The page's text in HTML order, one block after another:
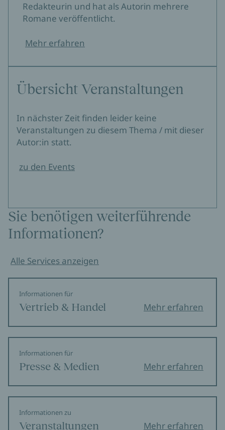
Redakteurin und hat als Autorin mehrere
Romane veröffentlicht.
Mehr erfahren
Übersicht Veranstaltungen
In nächster Zeit finden leider keine
Veranstaltungen zu diesem Thema / mit dieser
Autor:in statt.
zu den Events
Sie benötigen weiterführende
Informationen?
Alle Services anzeigen
Informationen für
Vertrieb & Handel Mehr erfahren
Informationen für
Presse & Medien Mehr erfahren
Informationen zu
Veranstaltungen Mehr erfahren